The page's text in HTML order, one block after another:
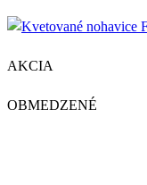
AKCIA
OBMEDZENÉ